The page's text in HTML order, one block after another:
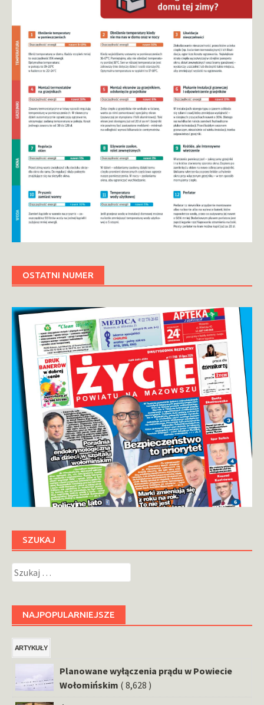
OSTATNI NUMER
SZUKAJ
Szukaj:
NAJPOPULARNIEJSZE
ARTYKUŁY
Planowane wyłączenia prądu w Powiecie
Wołomińskim ( 8,628 )